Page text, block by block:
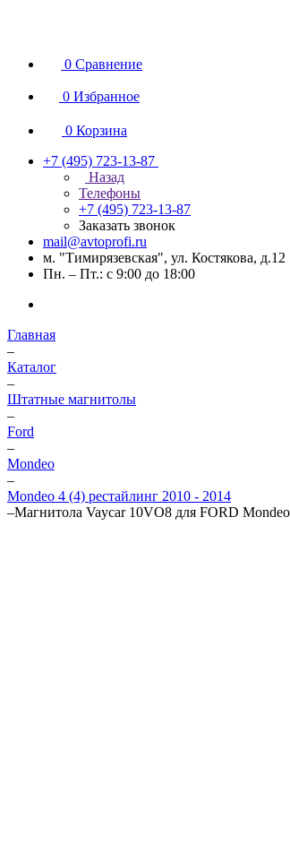
0 Сравнение
0 Избранное
0 Корзина
+7 (495) 723-13-87
Назад
Телефоны
+7 (495) 723-13-87
Заказать звонок
mail@avtoprofi.ru
м. "Тимирязевская", ул. Костякова, д.12
Пн. – Пт.: с 9:00 до 18:00
Главная
–
Каталог
–
Штатные магнитолы
–
Ford
–
Mondeo
–
Mondeo 4 (4) рестайлинг 2010 - 2014
–Магнитола Vaycar 10VO8 для FORD